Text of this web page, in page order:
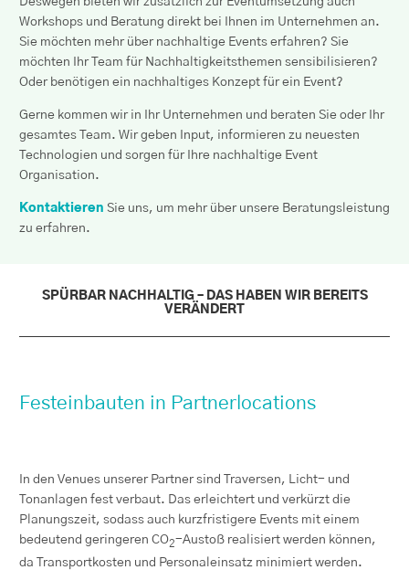
Workshops und Beratung direkt bei Ihnen im Unternehmen an.
Sie möchten mehr über nachhaltige Events erfahren? Sie
möchten Ihr Team für Nachhaltigkeitsthemen sensibilisieren?
Oder benötigen ein nachhaltiges Konzept für ein Event?
Gerne kommen wir in Ihr Unternehmen und beraten Sie oder Ihr
gesamtes Team. Wir geben Input, informieren zu neuesten
Technologien und sorgen für Ihre nachhaltige Event
Organisation.
Kontaktieren Sie uns, um mehr über unsere Beratungsleistung
zu erfahren.
SPÜRBAR NACHHALTIG – DAS HABEN WIR BEREITS
VERÄNDERT
Festeinbauten in Partnerlocations
In den Venues unserer Partner sind Traversen, Licht- und
Tonanlagen fest verbaut. Das erleichtert und verkürzt die
Planungszeit, sodass auch kurzfristigere Events mit einem
bedeutend geringeren CO2-Austoß realisiert werden können,
da Transportkosten und Personaleinsatz minimiert werden.